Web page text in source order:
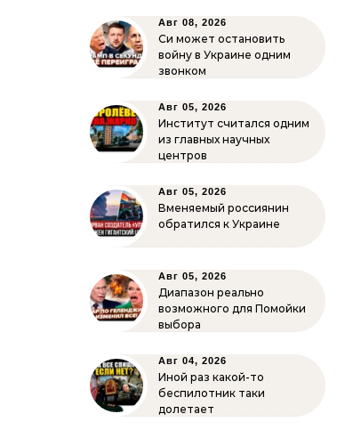
Авг 08, 2026
Си может остановить
войну в Украине одним
звонком
Авг 05, 2026
Институт считался одним
из главных научных
центров
Авг 05, 2026
Вменяемый россиянин
обратился к Украине
Авг 05, 2026
Диапазон реально
возможного для Помойки
выбора
Авг 04, 2026
Иной раз какой-то
беспилотник таки
долетает